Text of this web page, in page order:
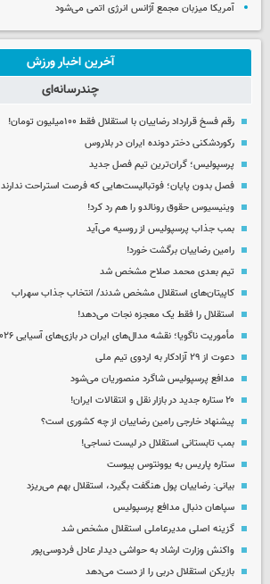
آمریکا میزبان مجمع آژانس انرژی اتمی می‌شود
آخرین اخبار ورزش
چندرسانه‌ای
رقم فسخ قرارداد رضاییان با استقلال فقط ۱۰۰میلیون تومان!
رکوردشکنی دختر دونده ایران در بلاروس
پرسپولیس؛ گران‌ترین تیم فصل جدید
فصل بدون پایان؛ فوتبالیست‌هایی که فرصت استراحت ندارند
وینیسیوس حقوق رونالدو را هم رد کرد!
بمب جذاب پرسپولیس از روسیه می‌آید
رامین رضاییان برگشت خورد!
تیم بعدی محمد صلاح مشخص شد
کاپیتان‌های استقلال مشخص شدند/ انتخاب جذاب سهراب
استقلال را فقط یک معجزه نجات می‌دهد!
مأموریت ناگویا؛ نقشه مدال‌های ایران در بازی‌های آسیایی ۲۰۲۶
دعوت از ۲۹ آزادکار به اردوی تیم ملی
مدافع پرسپولیس شاگرد منصوریان می‌شود
۲۰ ستاره جدید در بازار نقل و انتقالات ایران!
پیشنهاد خارجی رامین رضاییان از چه کشوری است؟
بمب تابستانی استقلال در لیست نساجی!
ستاره پاریس به یوونتوس پیوست
بیانی: رضاییان پول هنگفت بگیرد، استقلال بهم می‌ریزد
سپاهان دنبال مدافع پرسپولیس
گزینه اصلی مدیرعاملی استقلال مشخص شد
واکنش وزارت ارشاد به حواشی دیدار عادل فردوسی‌پور
بازیکن استقلال دربی را از دست می‌دهد